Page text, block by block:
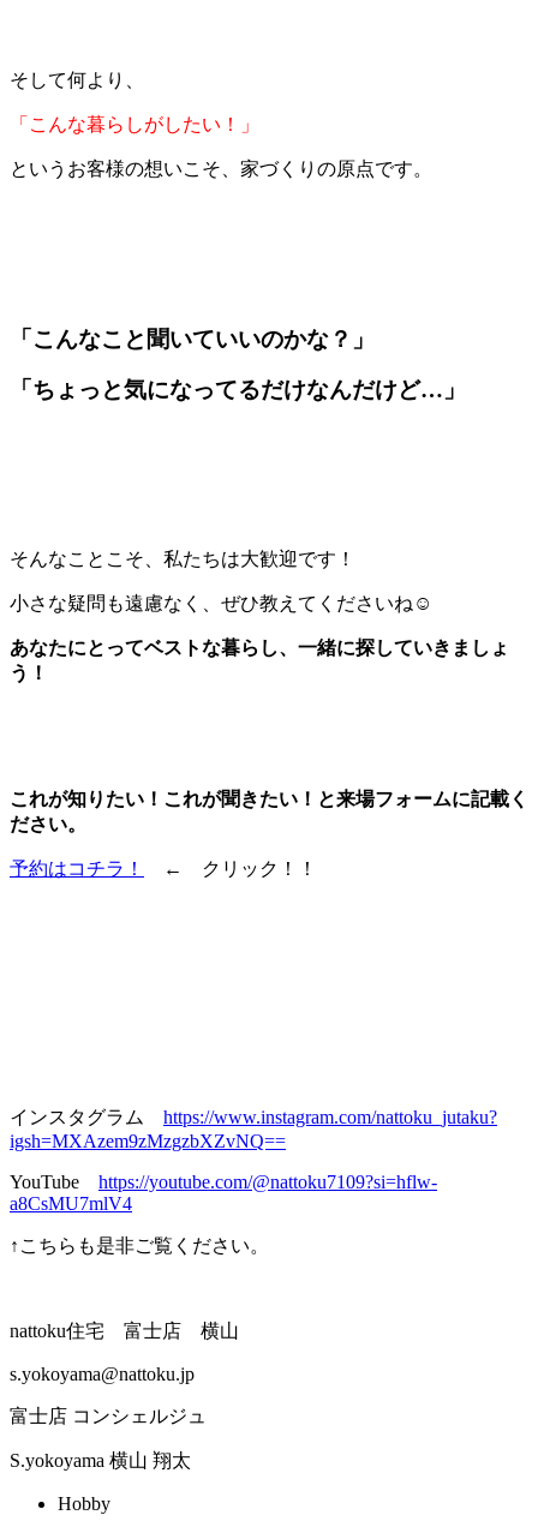
そして何より、
「こんな暮らしがしたい！」
というお客様の想いこそ、家づくりの原点です。
「こんなこと聞いていいのかな？」
「ちょっと気になってるだけなんだけど…」
そんなことこそ、私たちは大歓迎です！
小さな疑問も遠慮なく、ぜひ教えてくださいね☺
あなたにとってベストな暮らし、一緒に探していきましょ
う！
これが知りたい！これが聞きたい！と来場フォームに記載く
ださい。
予約はコチラ！ ← クリック！！
インスタグラム https://www.instagram.com/nattoku_jutaku?
igsh=MXAzem9zMzgzbXZvNQ==
YouTube https://youtube.com/@nattoku7109?si=hflw-
a8CsMU7mlV4
↑こちらも是非ご覧ください。
nattoku住宅 富士店 横山
s.yokoyama@nattoku.jp
富士店 コンシェルジュ
S.yokoyama 横山 翔太
Hobby